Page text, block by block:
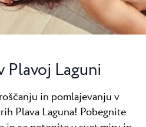
Plavoj ​​Laguni
in pomlajevanju v
Plava Laguna! Pobegnite